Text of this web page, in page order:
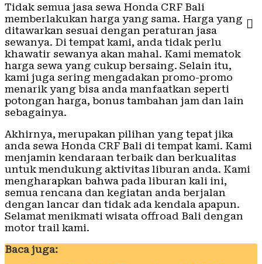
Tidak semua jasa sewa Honda CRF Bali
memberlakukan harga yang sama. Harga yang
ditawarkan sesuai dengan peraturan jasa
sewanya. Di tempat kami, anda tidak perlu
khawatir sewanya akan mahal. Kami mematok
harga sewa yang cukup bersaing. Selain itu,
kami juga sering mengadakan promo-promo
menarik yang bisa anda manfaatkan seperti
potongan harga, bonus tambahan jam dan lain
sebagainya.
Akhirnya, merupakan pilihan yang tepat jika
anda sewa Honda CRF Bali di tempat kami. Kami
menjamin kendaraan terbaik dan berkualitas
untuk mendukung aktivitas liburan anda. Kami
mengharapkan bahwa pada liburan kali ini,
semua rencana dan kegiatan anda berjalan
dengan lancar dan tidak ada kendala apapun.
Selamat menikmati wisata offroad Bali dengan
motor trail kami.
Baca juga: